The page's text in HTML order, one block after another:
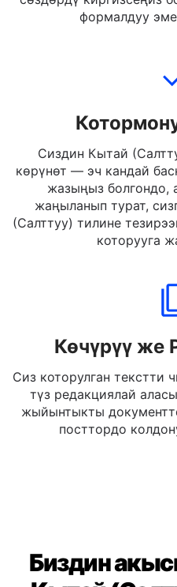
же жүктөңүз. Сиз
билдирүүлөрдү же
Сиздин Кытай
көрүнөт — эч кандай
жазыңыз болгондо,
жаңыланып турат,
которууга
Көчүрүү же
Сиз которулган текстти
түз редакциялай